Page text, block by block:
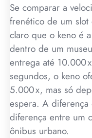
Se comparar a
frenético de um slot
claro que o keno é
dentro de um
entrega até 10.000
segundos, o keno
5.000 x, mas só
espera. A diferença
diferença entre um
ônibus urbano.